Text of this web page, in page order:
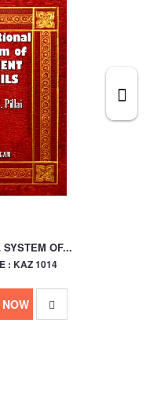
SYSTEM OF...
: KAZ 1014